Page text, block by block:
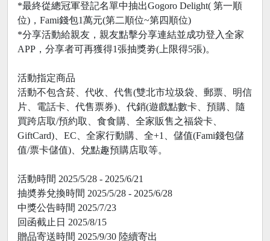
*最終從總冠軍登記名單中抽出Gogoro Delight( 第一順
位)，Fami錢包1萬元(第二順位~第四順位)
*分享活動給親友，親友點擊分享連結並成功登入全家
APP，分享者可再獲得1張抽獎劵(上限得5張)。
活動指定商品
活動不包含菸、代收、代售(雙北市垃圾袋、郵票、明信
片、電話卡、代售票券)、代銷(遊戲點數卡、預購、隨
買跨店取/預約取、食食購、全家販售之福袋卡、
GiftCard)、EC、全家行動購、全+1、儲值(Fami錢包儲
值/票卡儲值)、兌點趣預購店取等。
活動時間 2025/5/28 - 2025/6/21
抽奬券兌換時間 2025/5/28 - 2025/6/28
中獎公告時間 2025/7/23
回函截止日 2025/8/15
贈品寄送時間 2025/9/30 陸續寄出